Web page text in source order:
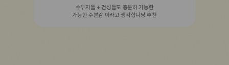
수부지들 + 건성들도 충분히 가능한
가능한 수분감 이라고 생각합니당 추천